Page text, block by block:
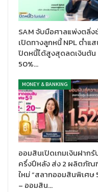
SAM จับมือศาลแพ่งตลิ่ง
เปิดทางลูกหนี้ NPL ต่ำแ
ปิดหนี้ได้สูงสุดลดเงินต้น
50%…
MONEY & BANKING
ออมสินเปิดเกมเงินฝากรั
ครึ่งปีหลัง ส่ง 2 ผลิตภัณ
ใหม่ “สลากออมสินพิเศษ
– ออมสิน…